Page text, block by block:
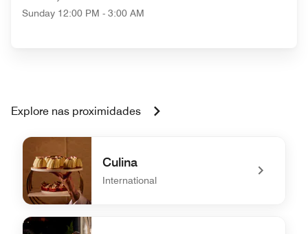
Sunday 12:00 PM - 3:00 AM
Explore nas proximidades
Culina
International
undefined Culina